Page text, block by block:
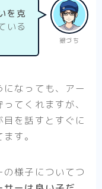
銀づち
を克
いる
なっても、アー
てくれますが、
を話すとすぐに
す。
様子についてつ